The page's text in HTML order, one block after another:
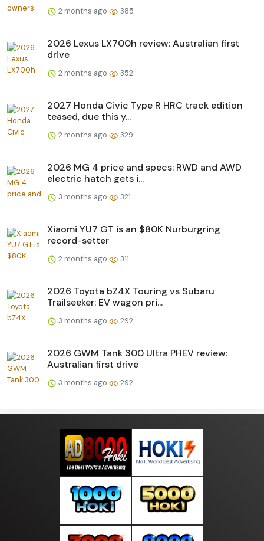
2 months ago 385
2026 Lexus LX700h review: Australian first
drive
2 months ago 352
2027 Honda Civic Type R HRC track edition
teased, due this y...
2 months ago 329
2026 MG 4 price and specs: RWD and AWD
electric hatch gets i...
3 months ago 321
Xiaomi YU7 GT is an $80K Nurburgring
record-setter
2 months ago 311
2026 Toyota bZ4X Touring vs Subaru
Trailseeker: EV wagon pri...
3 months ago 292
2026 GWM Tank 300 Ultra PHEV review:
Australian first drive
3 months ago 292